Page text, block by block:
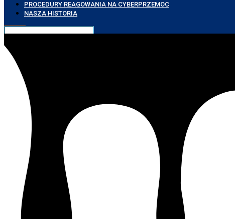
PROCEDURY REAGOWANIA NA CYBERPRZEMOC
NASZA HISTORIA